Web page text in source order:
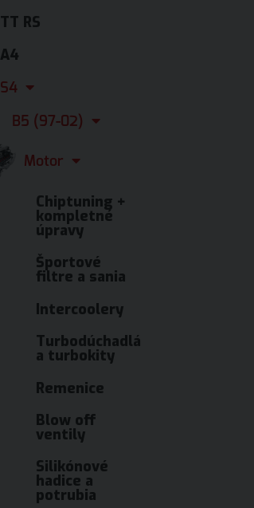
TT RS
A4
S4
B5 (97-02)
Motor
Chiptuning +
kompletné
úpravy
Športové
filtre a sania
Intercoolery
Turbodúchadlá
a turbokity
Remenice
Blow off
ventily
Silikónové
hadice a
potrubia